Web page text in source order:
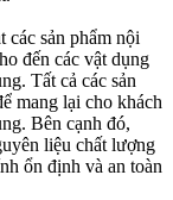
các sản phẩm nội
đến các vật dụng
Tất cả các sản
mang lại cho khách
Bên cạnh đó,
liệu chất lượng
ổn định và an toàn